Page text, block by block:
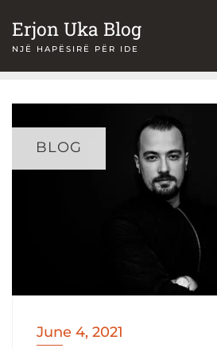
toErjon Uka Blog
NJË HAPËSIRË PËR IDE
BLOG
June 4, 2021